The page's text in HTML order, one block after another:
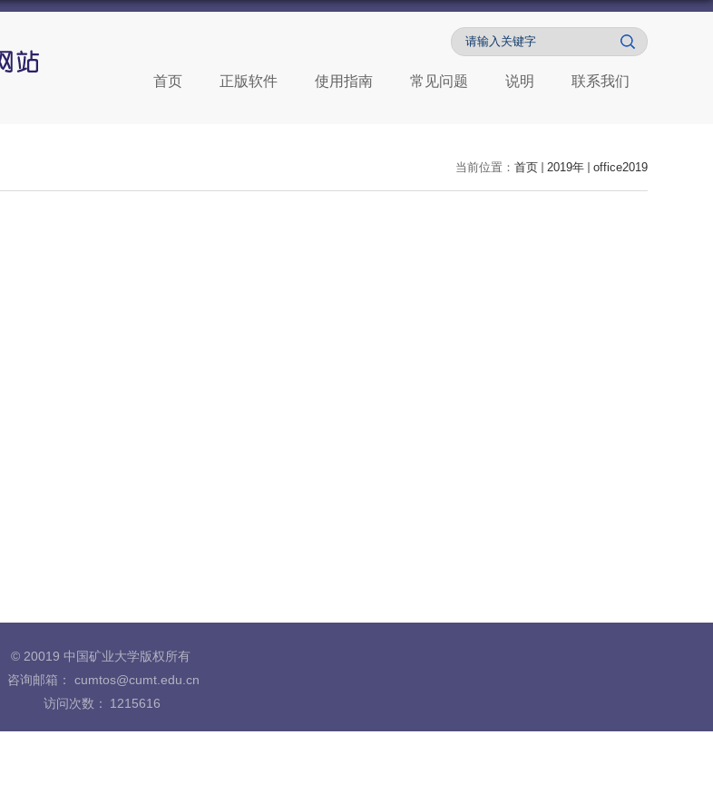
首页 正版软件 使用指南 常见问题 说明 联系我们
当前位置： 首页 2019年 office2019
© 20019 中国矿业大学版权所有
咨询邮箱： cumtos@cumt.edu.cn
访问次数：
1215616